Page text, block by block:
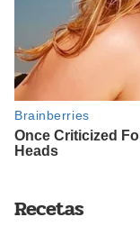
Recetas